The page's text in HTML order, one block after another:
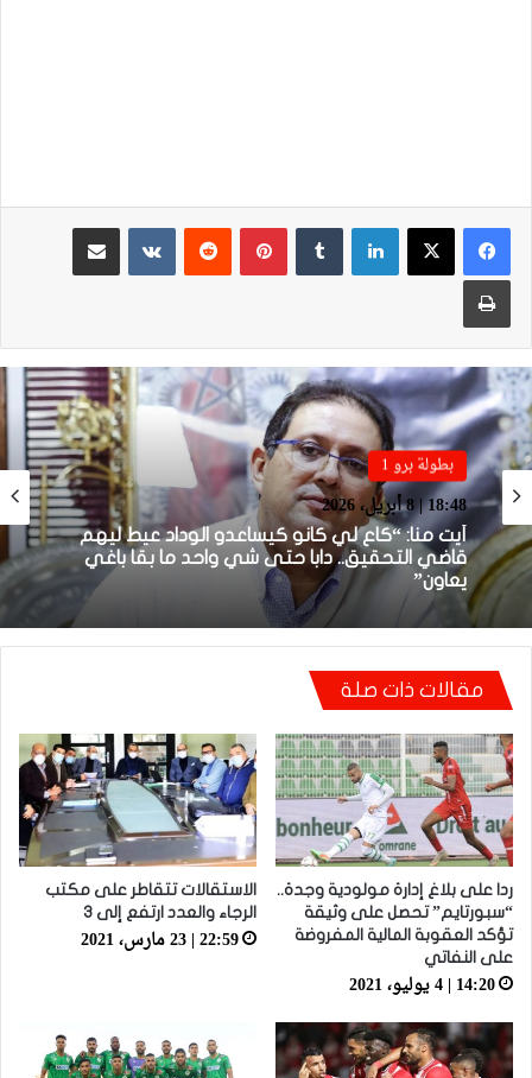
لينكدإن بينتيريست
مشاركة عبر البريد
طباعة
بطولة برو 1
18:48 | 8 أبريل، 2026
أيت منا: “كاع لي كانو كيساعدو الوداد عيط ليهم
قاضي التحقيق.. دابا حتى شي واحد ما بقا باغي
بطولة برو 1
22:23 | 6 أبريل، 2026
توالي النتائج السلبية يلاحق الوداد الرياضي بعد
تعادل جديد أمام الدفاع الحسني الجديدي
مقالات ذات صلة
ردا على بلاغ إدارة مولودية وجدة..
“سبورتايم” تحصل على وثيقة
تؤكد العقوبة المالية المفروضة
على النفاتي
14:20 | 4 يوليو، 2021
الاستقالات تتقاطر على مكتب
الرجاء والعدد ارتفع إلى 3
22:59 | 23 مارس، 2021